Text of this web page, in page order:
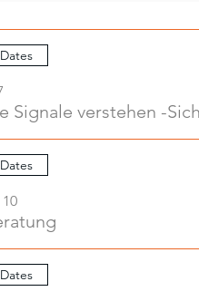
Signale verstehen -